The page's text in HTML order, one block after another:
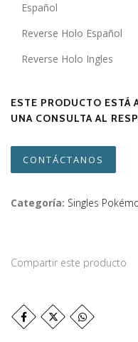
Español
Reverse Holo Español
Reverse Holo Ingles
ESTE PRODUCTO ESTÁ
UNA CONSULTA AL
CONTÁCTANOS
Categoría: Singles
Compartir este producto